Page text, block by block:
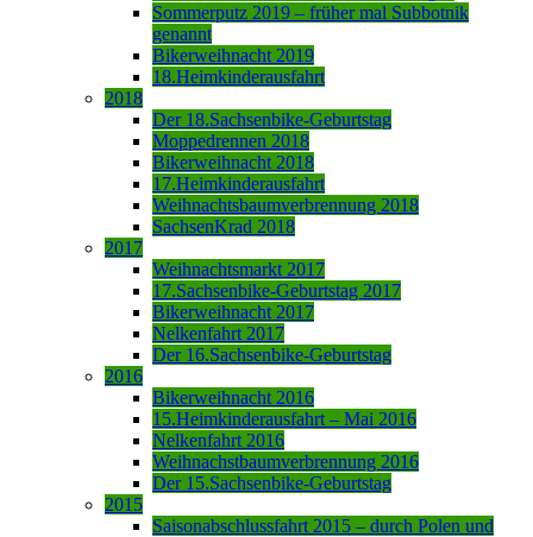
Sommerputz 2019 – früher mal Subbotnik
genannt
Bikerweihnacht 2019
18.Heimkinderausfahrt
2018
Der 18.Sachsenbike-Geburtstag
Moppedrennen 2018
Bikerweihnacht 2018
17.Heimkinderausfahrt
Weihnachtsbaumverbrennung 2018
SachsenKrad 2018
2017
Weihnachtsmarkt 2017
17.Sachsenbike-Geburtstag 2017
Bikerweihnacht 2017
Nelkenfahrt 2017
Der 16.Sachsenbike-Geburtstag
2016
Bikerweihnacht 2016
15.Heimkinderausfahrt – Mai 2016
Nelkenfahrt 2016
Weihnachstbaumverbrennung 2016
Der 15.Sachsenbike-Geburtstag
2015
Saisonabschlussfahrt 2015 – durch Polen und